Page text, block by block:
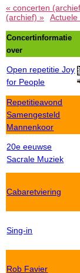
« concerten
(archief) »
Actuele
Concertinformatie
over
Open repetitie Joy
for People
Repetitieavond
Samengesteld
Mannenkoor
20e eeuwse
Sacrale Muziek
Cabaretviering
Sing-in
Rob Favier